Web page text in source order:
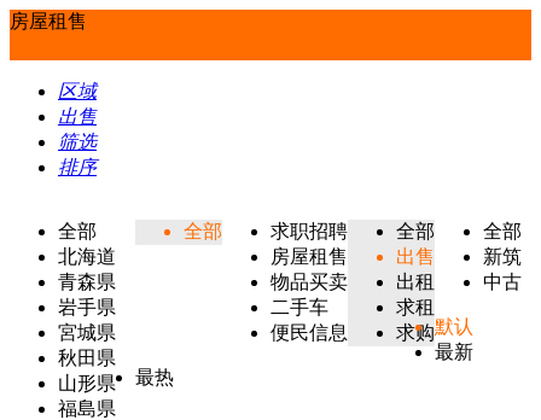
房屋租售
区域
出售
筛选
排序
全部
北海道
青森県
岩手県
宮城県
秋田県
山形県
福島県
全部
求职招聘
房屋租售
物品买卖
二手车
便民信息
全部
出售
出租
求租
求购
全部
新筑
中古
默认
最新
最热